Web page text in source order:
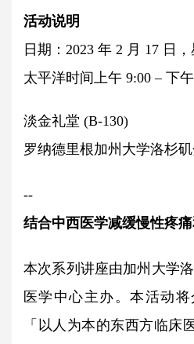
活动说明
日期：2023 年 2 月 17 日
太平洋时间上午 9:00 – 下
淡金礼堂 (B-130)
罗纳德里根加州大学洛杉
--
结合中西医学减缓慢性疼
本次系列讲座由加州大学
医学中心主办。本活动
「以人为本的东西方临床